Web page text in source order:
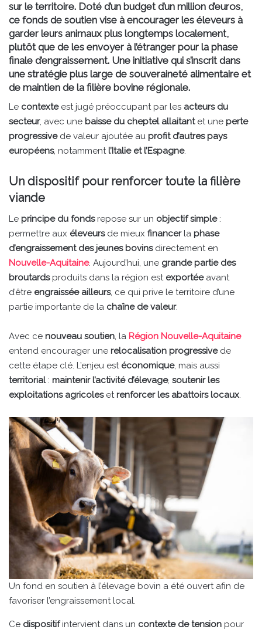
sur le territoire. Doté d’un budget d’un million d’euros,
ce fonds de soutien vise à encourager les éleveurs à
garder leurs animaux plus longtemps localement,
plutôt que de les envoyer à l’étranger pour la phase
finale d’engraissement. Une initiative qui s’inscrit dans
une stratégie plus large de souveraineté alimentaire et
de maintien de la filière bovine régionale.
Le contexte est jugé préoccupant par les acteurs du
secteur, avec une baisse du cheptel allaitantet une perte
progressivede valeur ajoutée au profit d’autres pays
européens, notamment l’Italie et l’Espagne.
Un dispositif pour renforcer toute la filière
viande
Le principe du fondsrepose sur un objectif simple:
permettre aux éleveurs de mieux financer la phase
d’engraissement des jeunes bovinsdirectement en
Nouvelle-Aquitaine. Aujourd’hui, une grande partie des
broutardsproduits dans la région est exportée avant
d’être engraissée ailleurs, ce qui prive le territoire d’une
partie importante de la chaîne de valeur.
Avec ce nouveau soutien, la Région Nouvelle-Aquitaine
entend encourager une relocalisation progressivede
cette étape clé. L’enjeu est économique, mais aussi
territorial : maintenir l’activité d’élevage, soutenir les
exploitations agricoleset renforcer les abattoirs locaux.
Un fond en soutien à l’élevage bovin a été ouvert afin de
favoriser l’engraissement local.
Ce dispositifintervient dans un contexte de tension pour